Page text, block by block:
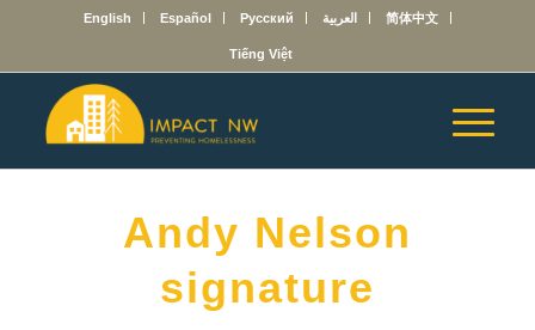
English Español Русский العربية 简体中文
Tiếng Việt
Andy Nelson
signature